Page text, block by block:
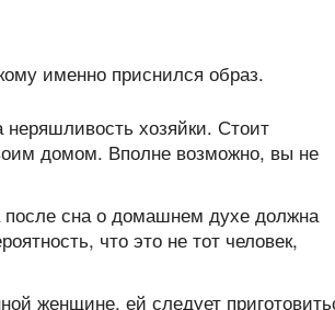
именно приснился образ.
хозяйки. Стоит
домом. Вполне возможно, вы не
после сна о домашнем духе должна
что это не тот человек,
женщине, ей следует